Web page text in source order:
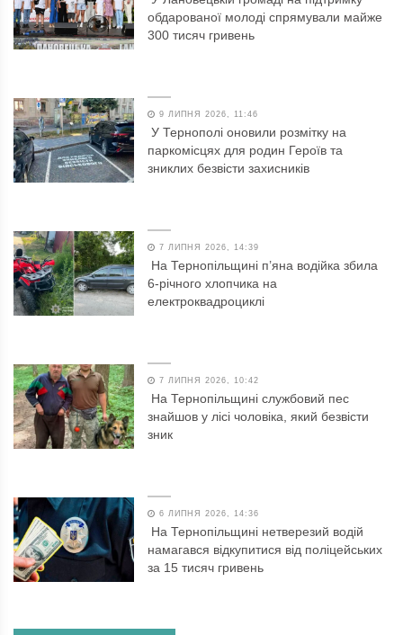
обдарованої молоді спрямували майже
300 тисяч гривень
9 ЛИПНЯ 2026, 11:46
У Тернополі оновили розмітку на
паркомісцях для родин Героїв та
зниклих безвісти захисників
7 ЛИПНЯ 2026, 14:39
На Тернопільщині п’яна водійка збила
6-річного хлопчика на
електроквадроциклі
7 ЛИПНЯ 2026, 10:42
На Тернопільщині службовий пес
знайшов у лісі чоловіка, який безвісти
зник
6 ЛИПНЯ 2026, 14:36
На Тернопільщині нетверезий водій
намагався відкупитися від поліцейських
за 15 тисяч гривень